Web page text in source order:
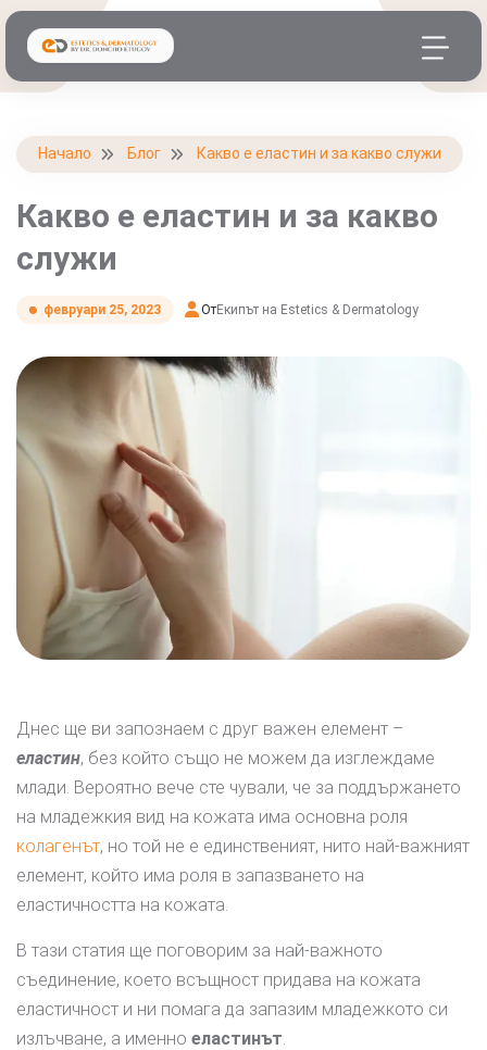
Начало Блог Какво е еластин и за какво служи
Какво е еластин и за какво
служи
февруари 25, 2023 ОтЕкипът на Estetics & Dermatology
Днес ще ви запознаем с друг важен елемент –
еластин, без който също не можем да изглеждаме
млади. Вероятно вече сте чували, че за поддържането
на младежкия вид на кожата има основна роля
колагенът, но той не е единственият, нито най-важният
елемент, който има роля в запазването на
еластичността на кожата.
В тази статия ще поговорим за най-важното
съединение, което всъщност придава на кожата
еластичност и ни помага да запазим младежкото си
излъчване, а именно еластинът.